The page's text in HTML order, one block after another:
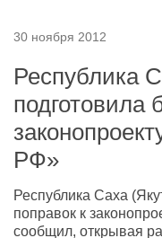
30 ноября 2012
Республика
подготовила
РФ»
Республика Саха
поправок к
сообщил, открывая